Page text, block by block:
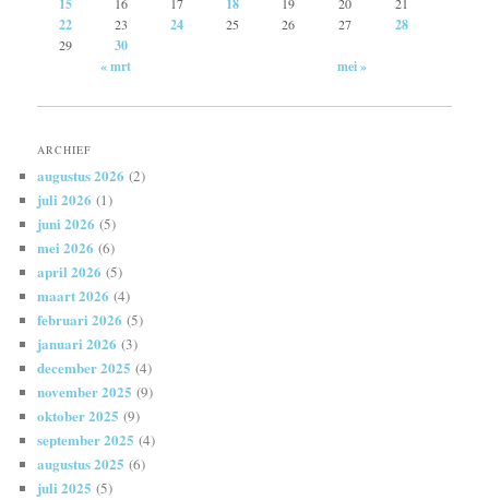
15 16 17 18 19 20 21
22 23 24 25 26 27 28
29
30
« mrt
mei »
ARCHIEF
augustus 2026 (2)
juli 2026 (1)
juni 2026 (5)
mei 2026 (6)
april 2026 (5)
maart 2026 (4)
februari 2026 (5)
januari 2026 (3)
december 2025 (4)
november 2025 (9)
oktober 2025 (9)
september 2025 (4)
augustus 2025 (6)
juli 2025 (5)